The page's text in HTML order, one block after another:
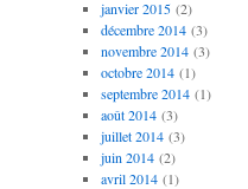
janvier 2015(2)
décembre 2014(3)
novembre 2014(3)
octobre 2014(1)
septembre 2014(1)
août 2014(3)
juillet 2014(3)
juin 2014(2)
avril 2014(1)